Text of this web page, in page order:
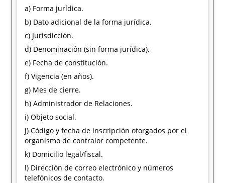
a) Forma jurídica.
b) Dato adicional de la forma jurídica.
c) Jurisdicción.
d) Denominación (sin forma jurídica).
e) Fecha de constitución.
f) Vigencia (en años).
g) Mes de cierre.
h) Administrador de Relaciones.
i) Objeto social.
j) Código y fecha de inscripción otorgados por el
organismo de contralor competente.
k) Domicilio legal/fiscal.
l) Dirección de correo electrónico y números
telefónicos de contacto.